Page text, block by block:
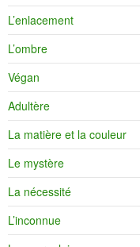
L’enlacement
L’ombre
Végan
Adultère
La matière et la couleur
Le mystère
La nécessité
L’inconnue